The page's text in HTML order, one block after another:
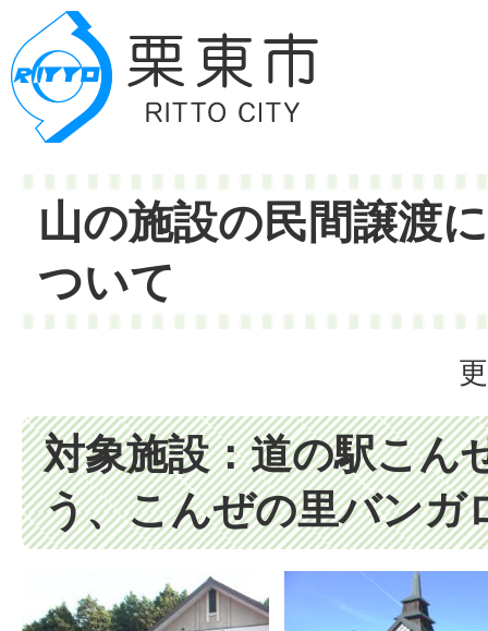
山の施設の民間譲渡
ついて
対象施設：道の駅こん
う、こんぜの里バンガ